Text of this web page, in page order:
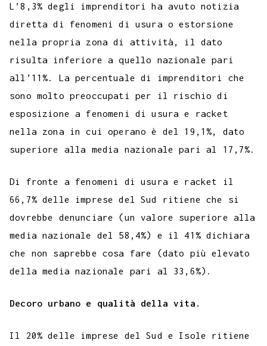
L’8,3% degli imprenditori ha avuto notizia
diretta di fenomeni di usura o estorsione
nella propria zona di attività, il dato
risulta inferiore a quello nazionale pari
all’11%. La percentuale di imprenditori che
sono molto preoccupati per il rischio di
esposizione a fenomeni di usura e racket
nella zona in cui operano è del 19,1%, dato
superiore alla media nazionale pari al 17,7%.
Di fronte a fenomeni di usura e racket il
66,7% delle imprese del Sud ritiene che si
dovrebbe denunciare (un valore superiore alla
media nazionale del 58,4%) e il 41% dichiara
che non saprebbe cosa fare (dato più elevato
della media nazionale pari al 33,6%).
Decoro urbano e qualità della vita.
Il 20% delle imprese del Sud e Isole ritiene